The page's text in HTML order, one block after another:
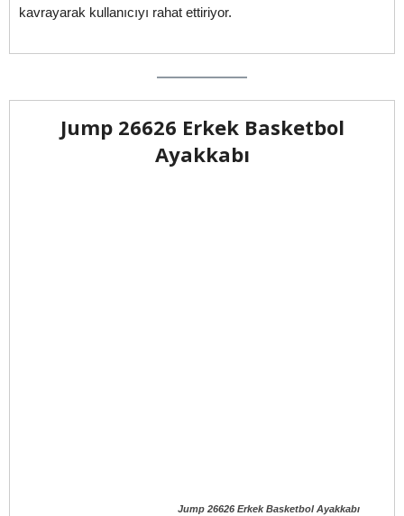
kavrayarak kullanıcıyı rahat ettiriyor.
Jump 26626 Erkek Basketbol
Ayakkabı
Jump 26626 Erkek Basketbol Ayakkabı